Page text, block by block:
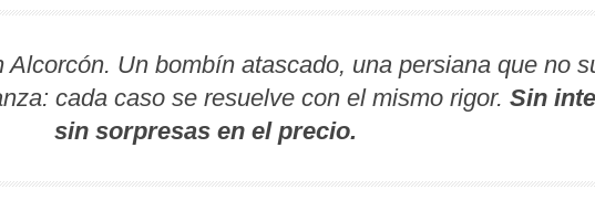
Un bombín atascado, una persiana que no
cada caso se resuelve con el mismo rigor. Sin
sin sorpresas en el precio.